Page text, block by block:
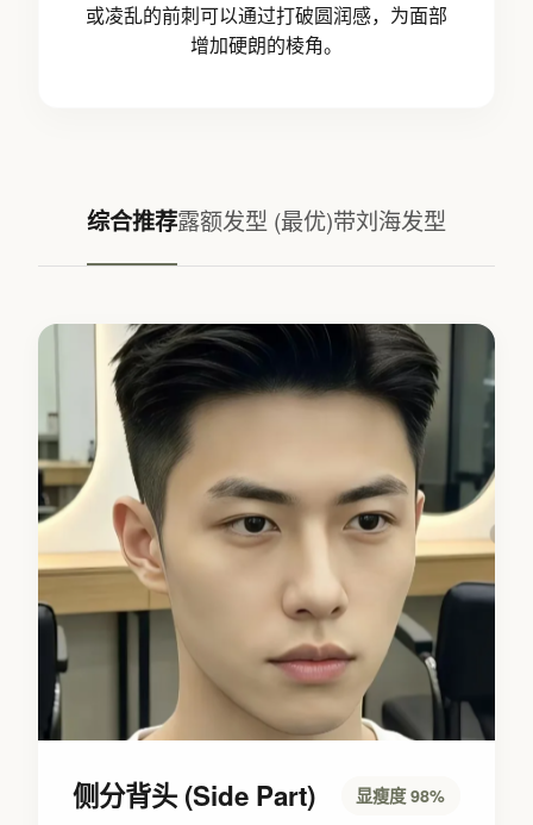
或凌乱的前刺可以通过打破圆润感，为面部
增加硬朗的棱角。
综合推荐露额发型 (最优)带刘海发型
侧分背头 (Side Part) 显瘦度 98%